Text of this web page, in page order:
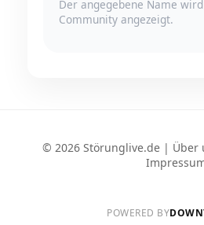
Der angegebene Name
Community angezeigt.
© 2026 Störunglive.de | Über
POWERED BY